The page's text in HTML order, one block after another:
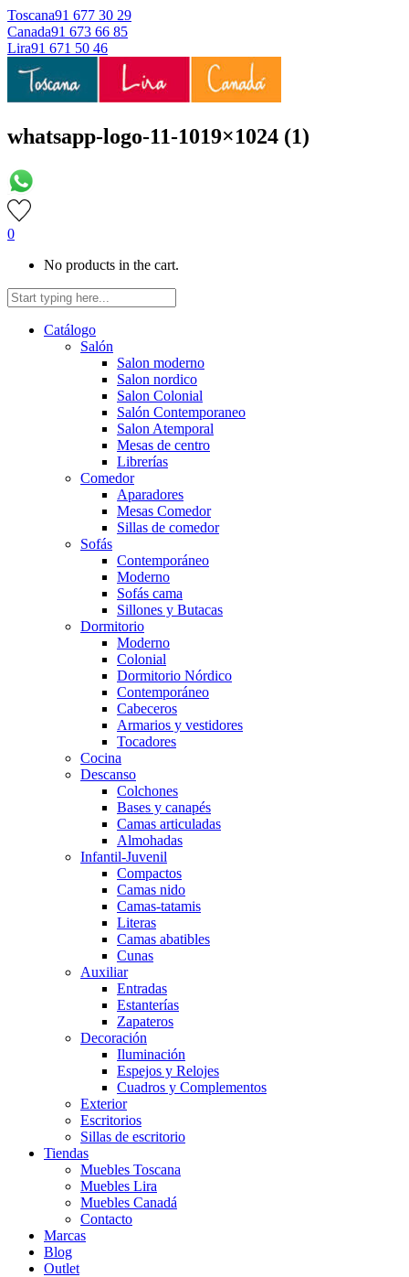
Toscana91 677 30 29
Canada91 673 66 85
Lira91 671 50 46
whatsapp-logo-11-1019×1024 (1)
0
No products in the cart.
Catálogo
Salón
Salon moderno
Salon nordico
Salon Colonial
Salón Contemporaneo
Salon Atemporal
Mesas de centro
Librerías
Comedor
Aparadores
Mesas Comedor
Sillas de comedor
Sofás
Contemporáneo
Moderno
Sofás cama
Sillones y Butacas
Dormitorio
Moderno
Colonial
Dormitorio Nórdico
Contemporáneo
Cabeceros
Armarios y vestidores
Tocadores
Cocina
Descanso
Colchones
Bases y canapés
Camas articuladas
Almohadas
Infantil-Juvenil
Compactos
Camas nido
Camas-tatamis
Literas
Camas abatibles
Cunas
Auxiliar
Entradas
Estanterías
Zapateros
Decoración
Iluminación
Espejos y Relojes
Cuadros y Complementos
Exterior
Escritorios
Sillas de escritorio
Tiendas
Muebles Toscana
Muebles Lira
Muebles Canadá
Contacto
Marcas
Blog
Outlet